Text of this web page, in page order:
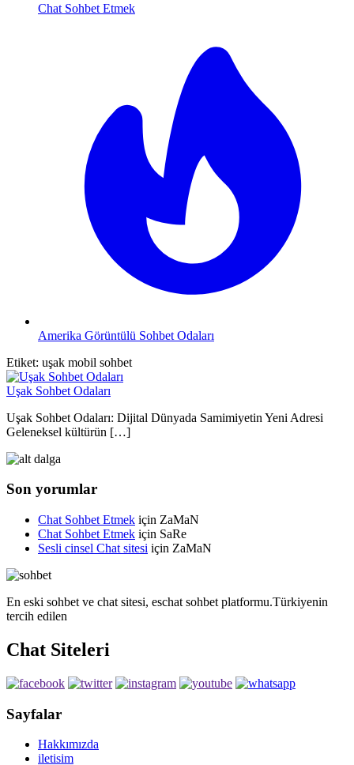
Chat Sohbet Etmek
Amerika Görüntülü Sohbet Odaları
Etiket: uşak mobil sohbet
Uşak Sohbet Odaları
Uşak Sohbet Odaları: Dijital Dünyada Samimiyetin Yeni Adresi
Geleneksel kültürün […]
Son yorumlar
Chat Sohbet Etmek için ZaMaN
Chat Sohbet Etmek için SaRe
Sesli cinsel Chat sitesi için ZaMaN
En eski sohbet ve chat sitesi, eschat sohbet platformu.Türkiyenin
tercih edilen
Chat Siteleri
Sayfalar
Hakkımızda
iletisim